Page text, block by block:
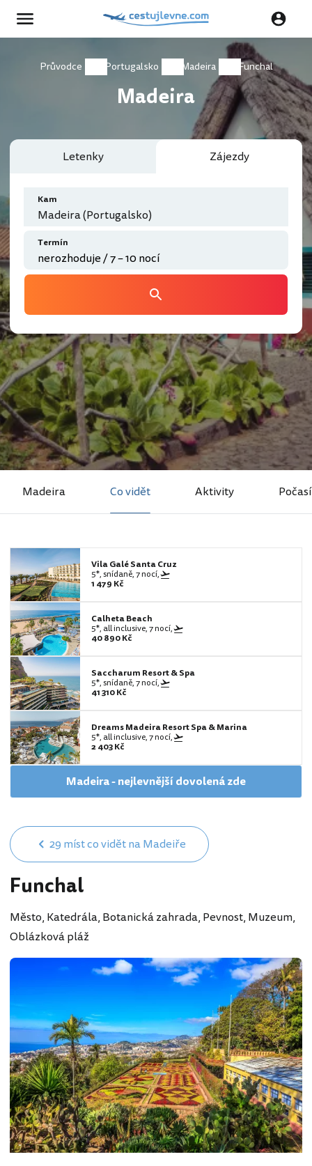
Průvodce Portugalsko Madeira Funchal
Madeira
Letenky Zájezdy
Kam
Madeira (Portugalsko)
Termín
Madeira Co vidět Aktivity Počasí
Vila Galé Santa Cruz
5*, snídaně, 7 nocí,
1 479 Kč
Calheta Beach
5*, all inclusive, 7 nocí,
40 890 Kč
Saccharum Resort & Spa
5*, snídaně, 7 nocí,
41 310 Kč
Dreams Madeira Resort Spa & Marina
5*, all inclusive, 7 nocí,
2 403 Kč
Madeira - nejlevnější dovolená zde
29 míst co vidět na Madeiře
Funchal
Město, Katedrála, Botanická zahrada, Pevnost, Muzeum,
Oblázková pláž